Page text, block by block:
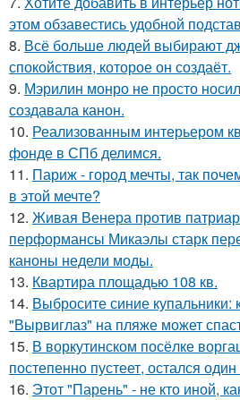
этом обзавестись удобной
8. Всё больше людей выбирают
спокойствия, которое он создаёт.
9. Мэрилин монро не просто
создавала канон.
10. Реализованным интерьером
фонде в СПб делимся.
11. Париж - город мечты, так
в этой мечте?
12. Живая Венера против
перформансы Микаэлы старк
каноны недели моды.
13. Квартира площадью 108 кв.
14. Выбросите синие купальники:
"Вырвиглаз" на пляже может
15. В воркутинском посёлке
постепенно пустеет, остался
16. Этот "Парень" - не кто иной,